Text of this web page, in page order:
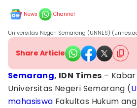
News Channel
Universitas Negeri Semarang (UNNES)
Share Article
Semarang, IDN Times –
Universitas Negeri Semarang (
mahasiswa Fakultas Hukum